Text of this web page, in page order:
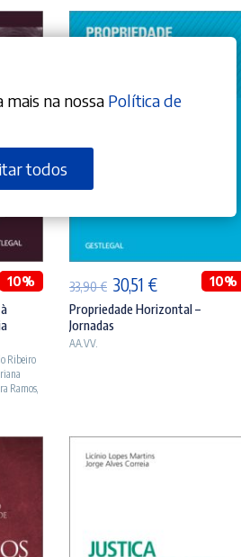
10%
Ribeiro
Ramos,
ADICIONAR
33,90€ O
preço
original
30,51 €O
preço
10%
Propriedade Horizontal –
Jornadas
AA.VV.
mais na nossa Política de
todos